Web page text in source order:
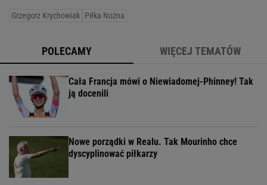
Grzegorz Krychowiak Piłka Nożna
POLECAMY WIĘCEJ TEMATÓW
Cała Francja mówi o Niewiadomej-Phinney! Tak
ją docenili
Nowe porządki w Realu. Tak Mourinho chce
dyscyplinować piłkarzy